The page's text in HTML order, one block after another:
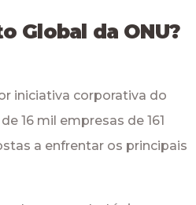
Global da ONU?
iniciativa corporativa do
16 mil empresas de 161
a enfrentar os principais